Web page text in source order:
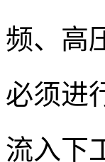
频、高
必须进
流入下